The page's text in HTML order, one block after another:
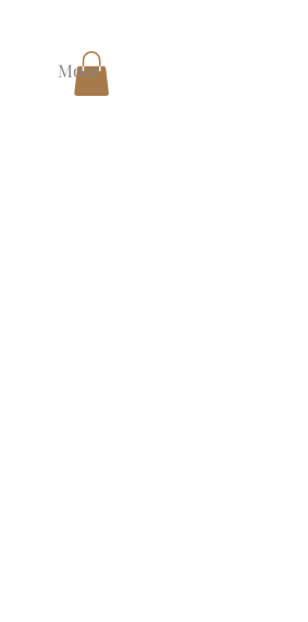
More